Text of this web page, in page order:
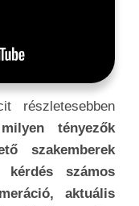
részletesebben
tényezők
szakemberek
kérdés számos
aktuális